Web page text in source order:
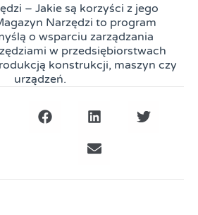
– Jakie są korzyści z jego
Narzędzi to program
o wsparciu zarządzania
w przedsiębiorstwach
konstrukcji, maszyn czy
urządzeń.